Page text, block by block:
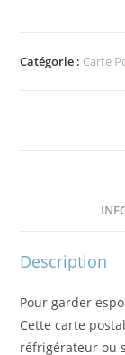
Catégorie : Carte
Description
Pour garder
Cette carte
réfrigérateur ou